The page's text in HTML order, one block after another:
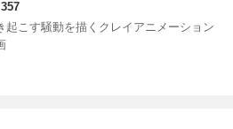
357
起こす騒動を描くクレイアニメーション